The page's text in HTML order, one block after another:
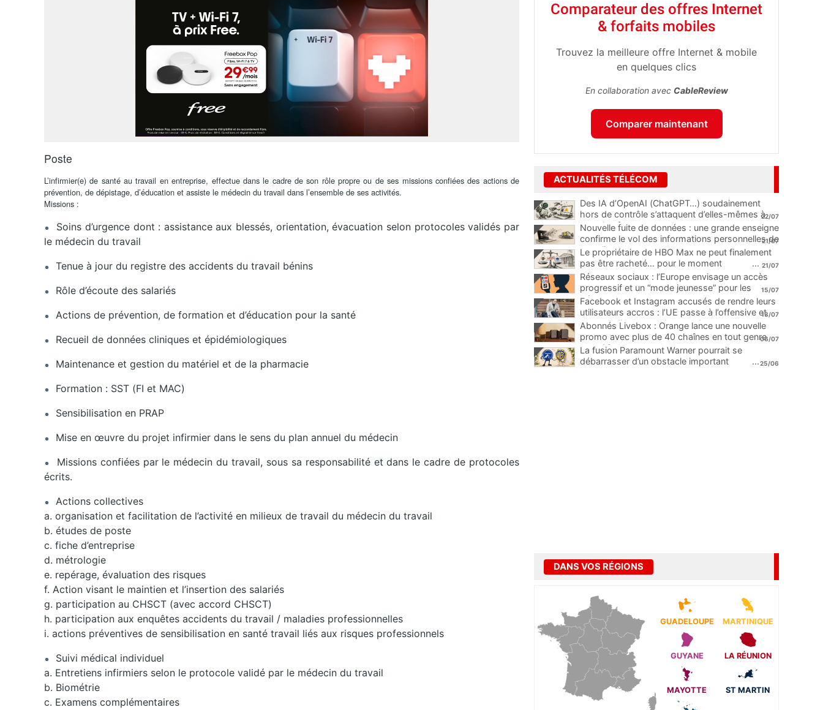
Poste
L’infirmier(e) de santé au travail en entreprise, effectue dans le cadre de son rôle propre ou de ses missions confiées des actions de
prévention, de dépistage, d’éducation et assiste le médecin du travail dans l’ensemble de ses activités.
Missions :
Soins d’urgence dont : assistance aux blessés, orientation, évacuation selon protocoles validés par
le médecin du travail
Tenue à jour du registre des accidents du travail bénins
Rôle d’écoute des salariés
Actions de prévention, de formation et d’éducation pour la santé
Recueil de données cliniques et épidémiologiques
Maintenance et gestion du matériel et de la pharmacie
Formation : SST (FI et MAC)
Sensibilisation en PRAP
Mise en œuvre du projet infirmier dans le sens du plan annuel du médecin
Missions confiées par le médecin du travail, sous sa responsabilité et dans le cadre de protocoles
écrits.
Actions collectives
a. organisation et facilitation de l’activité en milieux de travail du médecin du travail
b. études de poste
c. fiche d’entreprise
d. métrologie
e. repérage, évaluation des risques
f. Action visant le maintien et l’insertion des salariés
g. participation au CHSCT (avec accord CHSCT)
h. participation aux enquêtes accidents du travail / maladies professionnelles
i. actions préventives de sensibilisation en santé travail liés aux risques professionnels
Suivi médical individuel
a. Entretiens infirmiers selon le protocole validé par le médecin du travail
b. Biométrie
c. Examens complémentaires
Comparateur des offres Internet
& forfaits mobiles
Trouvez la meilleure offre Internet & mobile
en quelques clics
En collaboration avec CableReview
Comparer maintenant
ACTUALITÉS TÉLÉCOM
Des IA d’OpenAI (ChatGPT…) soudainement
hors de contrôle s’attaquent d’elles-mêmes à
une plateforme
...
22/07
Nouvelle fuite de données : une grande enseigne
confirme le vol des informations personnelles de
ses clients
...
21/07
Le propriétaire de HBO Max ne peut finalement
pas être racheté… pour le moment
... 21/07
Réseaux sociaux : l’Europe envisage un accès
progressif et un “mode jeunesse” pour les
mineurs
...
15/07
Facebook et Instagram accusés de rendre leurs
utilisateurs accros : l’UE passe à l’offensive et
menace d’une amende record
...
13/07
Abonnés Livebox : Orange lance une nouvelle
promo avec plus de 40 chaînes en tout genre
pour 1€
06/07
La fusion Paramount Warner pourrait se
débarrasser d’un obstacle important
...25/06
DANS VOS RÉGIONS
GUADELOUPE MARTINIQUE
GUYANE LA RÉUNION
MAYOTTE ST MARTIN